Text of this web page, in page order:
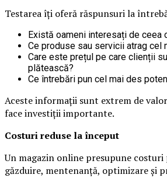
Testarea îți oferă răspunsuri la
Există oameni interesați de ceea
Ce produse sau servicii atrag cel
Care este prețul pe care clienții
plătească?
Ce întrebări pun cel mai des
Aceste informații sunt extrem de
face investiții importante.
Costuri reduse la început
Un magazin online presupune
găzduire, mentenanță, optimizare și